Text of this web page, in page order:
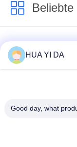
cnc-
Frühlingsmaschine
Druckfeder-
HUA YI DA
Good day, what